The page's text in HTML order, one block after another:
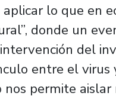
lo que en
donde un
del
entre el virus
permite aislar